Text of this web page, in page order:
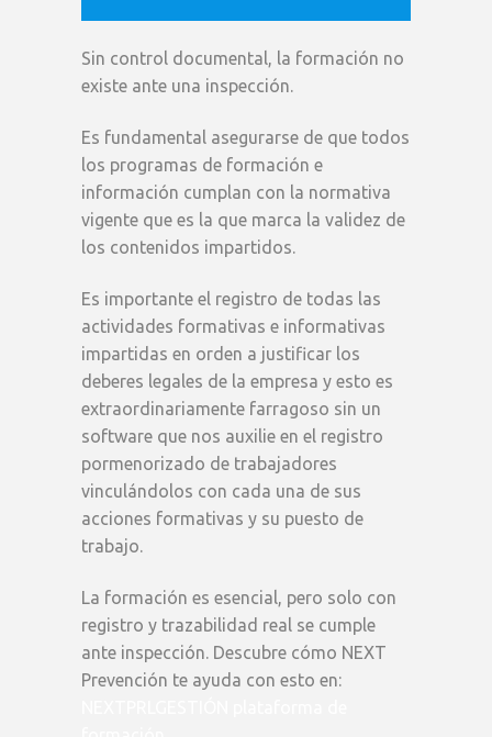
Sin control documental, la formación no
existe ante una inspección.
Es fundamental asegurarse de que todos
los programas de formación e
información cumplan con la normativa
vigente que es la que marca la validez de
los contenidos impartidos.
Es importante el registro de todas las
actividades formativas e informativas
impartidas en orden a justificar los
deberes legales de la empresa y esto es
extraordinariamente farragoso sin un
software que nos auxilie en el registro
pormenorizado de trabajadores
vinculándolos con cada una de sus
acciones formativas y su puesto de
trabajo.
La formación es esencial, pero solo con
registro y trazabilidad real se cumple
ante inspección. Descubre cómo NEXT
Prevención te ayuda con esto en: